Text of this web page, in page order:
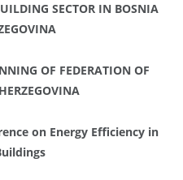
SECTOR IN BOSNIA
OF FEDERATION OF
on Energy Efficiency in